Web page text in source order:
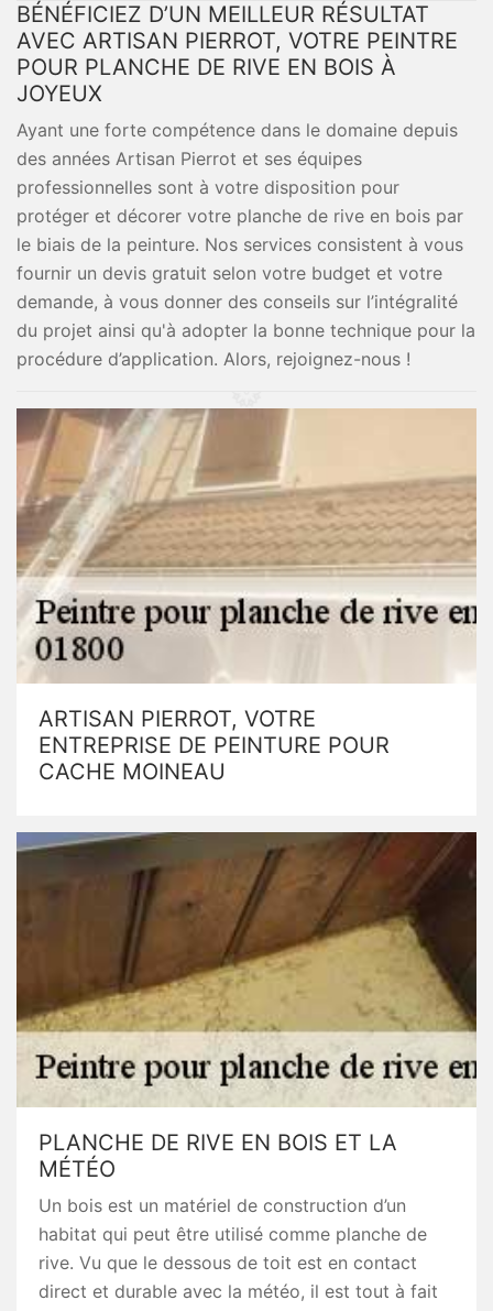
BÉNÉFICIEZ D’UN MEILLEUR RÉSULTAT
AVEC ARTISAN PIERROT, VOTRE PEINTRE
POUR PLANCHE DE RIVE EN BOIS À
JOYEUX
Ayant une forte compétence dans le domaine depuis
des années Artisan Pierrot et ses équipes
professionnelles sont à votre disposition pour
protéger et décorer votre planche de rive en bois par
le biais de la peinture. Nos services consistent à vous
fournir un devis gratuit selon votre budget et votre
demande, à vous donner des conseils sur l’intégralité
du projet ainsi qu'à adopter la bonne technique pour la
procédure d’application. Alors, rejoignez-nous !
ARTISAN PIERROT, VOTRE
ENTREPRISE DE PEINTURE POUR
CACHE MOINEAU
PLANCHE DE RIVE EN BOIS ET LA
MÉTÉO
Un bois est un matériel de construction d’un
habitat qui peut être utilisé comme planche de
rive. Vu que le dessous de toit est en contact
direct et durable avec la météo, il est tout à fait